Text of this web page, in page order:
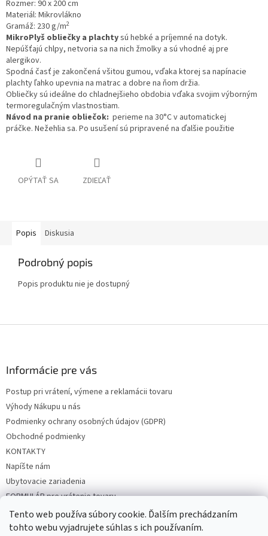
Tento web používa súbory cookie. Ďalším prechádzaním
tohto webu vyjadrujete súhlas s ich používaním.
Rozmer: 90 x 200 cm
Materiál: Mikrovlákno
Gramáž: 230 g/m2
MikroPlyš obliečky a plachtysú hebké a príjemné na dotyk.
Nepúšťajú chlpy, netvoria sa na nich žmolky a sú vhodné aj pre
alergikov.
Spodná časť je zakončená všitou gumou, vďaka ktorej sa napínacie
plachty ľahko upevnia na matrac a dobre na ňom držia.
Obliečky sú ideálne do chladnejšieho obdobia vďaka svojim výborným
termoregulačným vlastnostiam.
Návod na pranie obliečok: perieme na 30°C v automatickej
práčke. Nežehlia sa. Po usušení sú pripravené na ďalšie použitie
OPÝTAŤ SA ZDIEĽAŤ
Popis Diskusia
Podrobný popis
Popis produktu nie je dostupný
Informácie pre vás
Postup pri vrátení, výmene a reklamácii tovaru
Výhody Nákupu u nás
Podmienky ochrany osobných údajov (GDPR)
Obchodné podmienky
KONTAKTY
Napíšte nám
Ubytovacie zariadenia
FORMULÁR pre vrátenie tovaru